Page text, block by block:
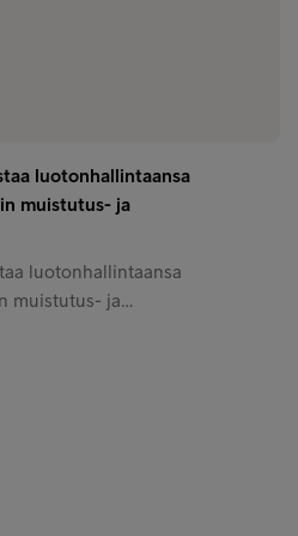
luotonhallintaansa
muistutus- ja
luotonhallintaansa
muistutus- ja…